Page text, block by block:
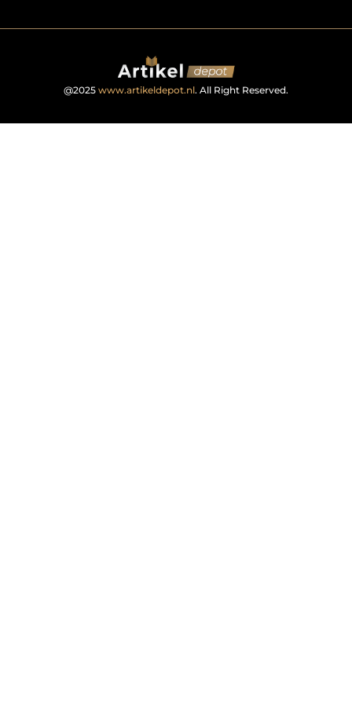
@2025 www.artikeldepot.nl. All Right Reserved.